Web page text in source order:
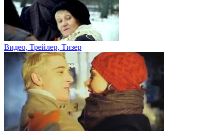
Видео, Трейлер, Тизер